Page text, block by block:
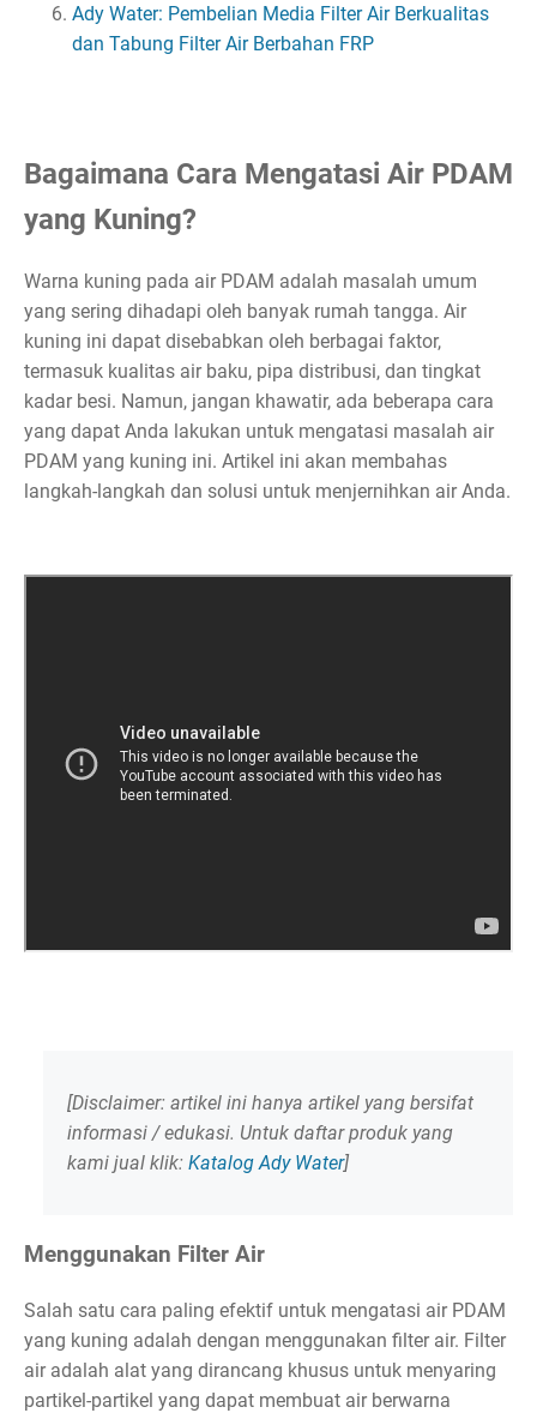
Ady Water: Pembelian Media Filter Air Berkualitas
dan Tabung Filter Air Berbahan FRP
Bagaimana Cara Mengatasi Air PDAM
yang Kuning?
Warna kuning pada air PDAM adalah masalah umum
yang sering dihadapi oleh banyak rumah tangga. Air
kuning ini dapat disebabkan oleh berbagai faktor,
termasuk kualitas air baku, pipa distribusi, dan tingkat
kadar besi. Namun, jangan khawatir, ada beberapa cara
yang dapat Anda lakukan untuk mengatasi masalah air
PDAM yang kuning ini. Artikel ini akan membahas
langkah-langkah dan solusi untuk menjernihkan air Anda.
[Disclaimer: artikel ini hanya artikel yang bersifat
informasi / edukasi. Untuk daftar produk yang
kami jual klik: Katalog Ady Water]
Menggunakan Filter Air
Salah satu cara paling efektif untuk mengatasi air PDAM
yang kuning adalah dengan menggunakan filter air. Filter
air adalah alat yang dirancang khusus untuk menyaring
partikel-partikel yang dapat membuat air berwarna